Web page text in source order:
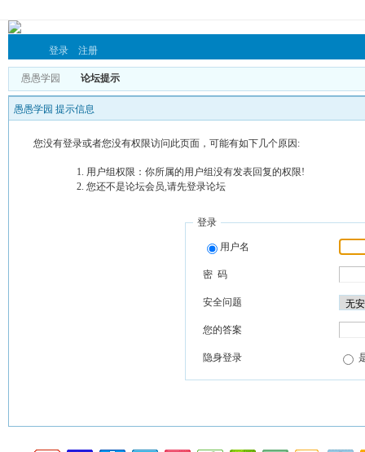
登录 注册
愚愚学园 论坛提示
愚愚学园 提示信息
您没有登录或者您没有权限访问此页面，可能有如下几个原因:
用户组权限：你所属的用户组没有发表回复的权限!
您还不是论坛会员,请先登录论坛
登录
用户名
密 码
安全问题
您的答案
隐身登录